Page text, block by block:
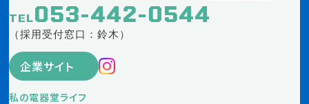
TEL053-442-0544
（採用受付窓口：鈴木）
企業サイト
私の電器堂ライフ